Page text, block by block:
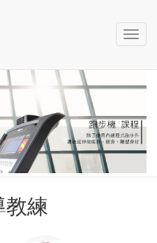
Toggle
教練